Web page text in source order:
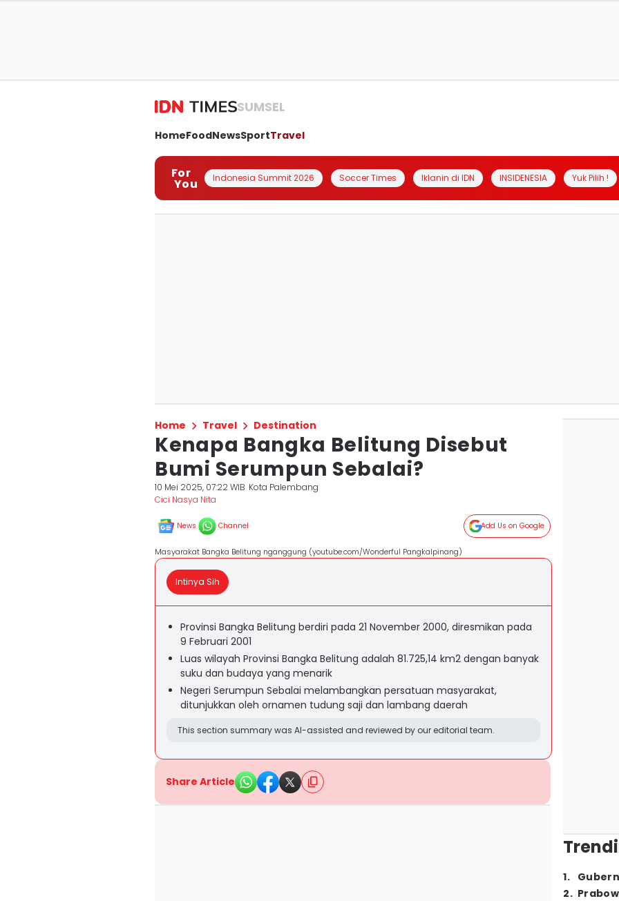
SUMSEL
HomeFoodNewsSportTravel
For
You Indonesia Summit 2026 Soccer Times Iklanin di IDN INSIDENESIA Yuk Pilih !
Home Travel Destination
Kenapa Bangka Belitung Disebut
Bumi Serumpun Sebalai?
10 Mei 2025, 07:22 WIB Kota Palembang
Cici Nasya Nita
News Channel Add Us on Google
Masyarakat Bangka Belitung nganggung (youtube.com/Wonderful Pangkalpinang)
Intinya Sih
Provinsi Bangka Belitung berdiri pada 21 November 2000, diresmikan pada
9 Februari 2001
Luas wilayah Provinsi Bangka Belitung adalah 81.725,14 km2 dengan banyak
suku dan budaya yang menarik
Negeri Serumpun Sebalai melambangkan persatuan masyarakat,
ditunjukkan oleh ornamen tudung saji dan lambang daerah
This section summary was AI-assisted and reviewed by our editorial team.
Share Article
1.
2.